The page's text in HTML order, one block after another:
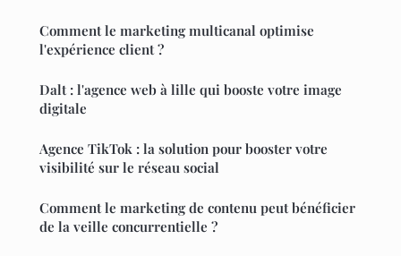
Comment le marketing multicanal optimise
l'expérience client ?
Dalt : l'agence web à lille qui booste votre image
digitale
Agence TikTok : la solution pour booster votre
visibilité sur le réseau social
Comment le marketing de contenu peut bénéficier
de la veille concurrentielle ?